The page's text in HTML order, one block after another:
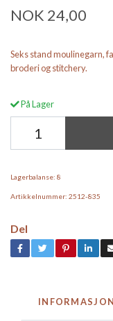
NOK 24,00
Seks stand moulinegarn,
broderi og stitchery.
På Lager
Lagerbalanse: 8
Artikkelnummer: 2512-835
Del
INFORMASJON